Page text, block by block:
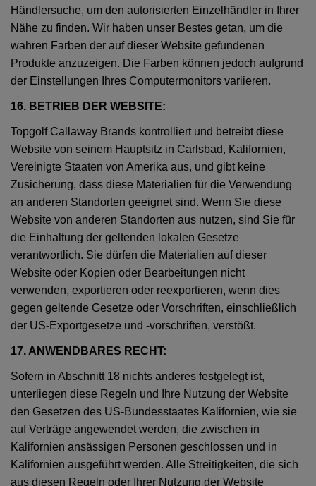
Händlersuche, um den autorisierten Einzelhändler in Ihrer
Nähe zu finden. Wir haben unser Bestes getan, um die
wahren Farben der auf dieser Website gefundenen
Produkte anzuzeigen. Die Farben können jedoch aufgrund
der Einstellungen Ihres Computermonitors variieren.
16. BETRIEB DER WEBSITE:
Topgolf Callaway Brands kontrolliert und betreibt diese
Website von seinem Hauptsitz in Carlsbad, Kalifornien,
Vereinigte Staaten von Amerika aus, und gibt keine
Zusicherung, dass diese Materialien für die Verwendung
an anderen Standorten geeignet sind. Wenn Sie diese
Website von anderen Standorten aus nutzen, sind Sie für
die Einhaltung der geltenden lokalen Gesetze
verantwortlich. Sie dürfen die Materialien auf dieser
Website oder Kopien oder Bearbeitungen nicht
verwenden, exportieren oder reexportieren, wenn dies
gegen geltende Gesetze oder Vorschriften, einschließlich
der US-Exportgesetze und -vorschriften, verstößt.
17. ANWENDBARES RECHT:
Sofern in Abschnitt 18 nichts anderes festgelegt ist,
unterliegen diese Regeln und Ihre Nutzung der Website
den Gesetzen des US-Bundesstaates Kalifornien, wie sie
auf Verträge angewendet werden, die zwischen in
Kalifornien ansässigen Personen geschlossen und in
Kalifornien ausgeführt werden. Alle Streitigkeiten, die sich
aus diesen Regeln oder Ihrer Nutzung der Website